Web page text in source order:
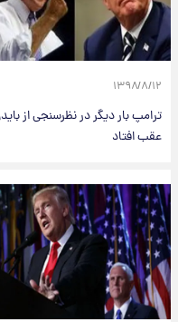
۱۳۹۸/۸/۱۲
ترامپ بار دیگر در نظرسنجی از
عقب افتاد